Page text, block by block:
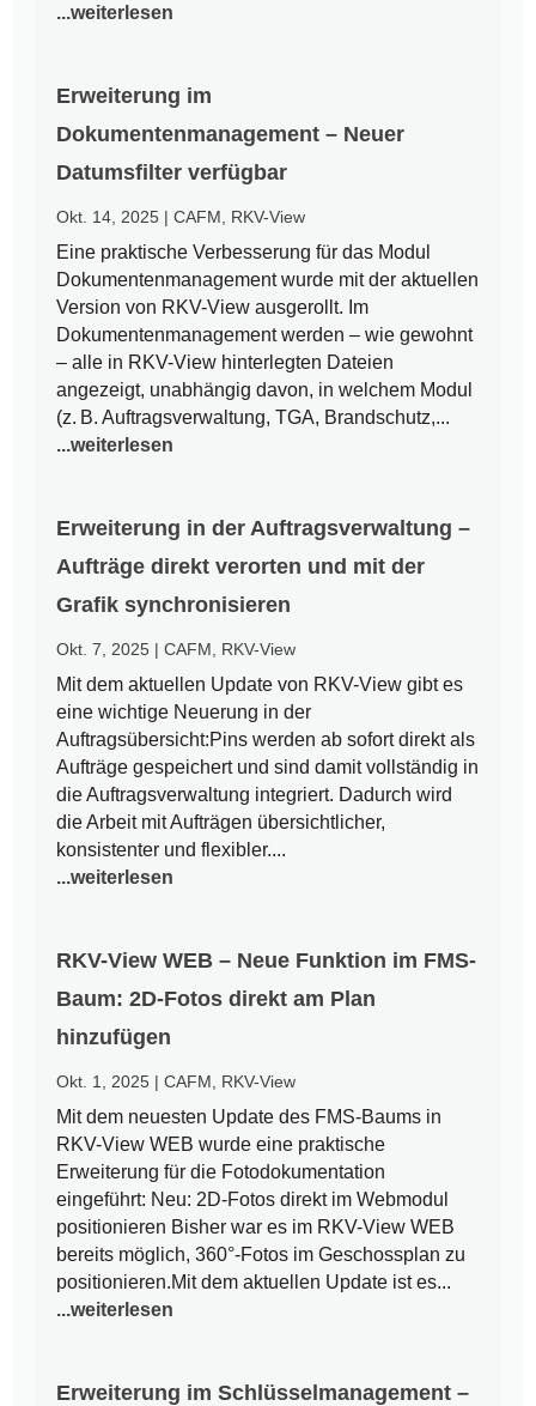
...weiterlesen
Erweiterung im
Dokumentenmanagement – Neuer
Datumsfilter verfügbar
Okt. 14, 2025 |CAFM RKV-View
Eine praktische Verbesserung für das Modul
Dokumentenmanagement wurde mit der aktuellen
Version von RKV-View ausgerollt. Im
Dokumentenmanagement werden – wie gewohnt
– alle in RKV-View hinterlegten Dateien
angezeigt, unabhängig davon, in welchem Modul
(z. B. Auftragsverwaltung, TGA, Brandschutz,...
...weiterlesen
Erweiterung in der Auftragsverwaltung –
Aufträge direkt verorten und mit der
Grafik synchronisieren
Okt. 7, 2025 |CAFM RKV-View
Mit dem aktuellen Update von RKV-View gibt es
eine wichtige Neuerung in der
Auftragsübersicht:Pins werden ab sofort direkt als
Aufträge gespeichert und sind damit vollständig in
die Auftragsverwaltung integriert. Dadurch wird
die Arbeit mit Aufträgen übersichtlicher,
konsistenter und flexibler....
...weiterlesen
RKV-View WEB – Neue Funktion im FMS-
Baum: 2D-Fotos direkt am Plan
hinzufügen
Okt. 1, 2025 |CAFM RKV-View
Mit dem neuesten Update des FMS-Baums in
RKV-View WEB wurde eine praktische
Erweiterung für die Fotodokumentation
eingeführt: Neu: 2D-Fotos direkt im Webmodul
positionieren Bisher war es im RKV-View WEB
bereits möglich, 360°-Fotos im Geschossplan zu
positionieren.Mit dem aktuellen Update ist es...
...weiterlesen
Erweiterung im Schlüsselmanagement –